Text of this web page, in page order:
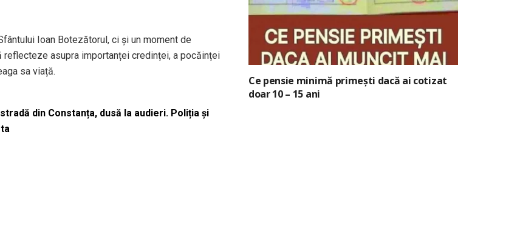
Ioan Botezătorul, ci și un moment de
asupra importanței credinței, a pocăinței
sa viață.
din Constanța, dusă la audieri. Poliția și
Ce pensie minimă primești dacă ai cotizat
doar 10 – 15 ani